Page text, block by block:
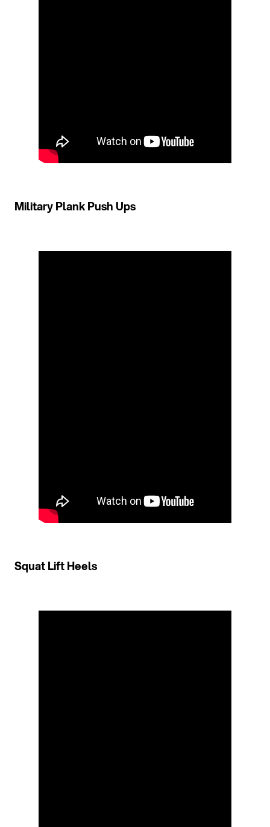
Military Plank Push Ups
Squat Lift Heels